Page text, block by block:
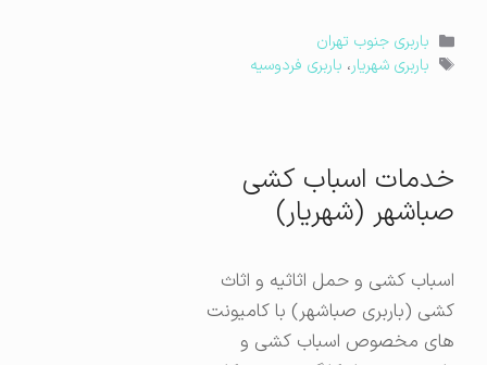
دسته‌ها
باربری جنوب تهران
برچسب‌ها
باربری شهریار،باربری فردوسیه
خدمات اسباب کشی
صباشهر (شهریار)
اسباب کشی و حمل اثاثیه و اثاث
کشی (باربری صباشهر) با کامیونت
های مخصوص اسباب کشی و